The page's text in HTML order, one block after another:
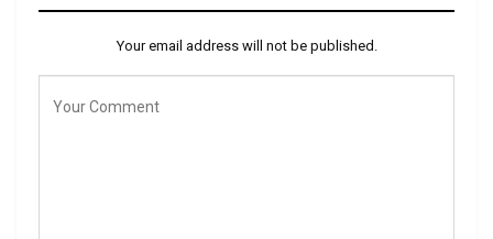
Your email address will not be published.